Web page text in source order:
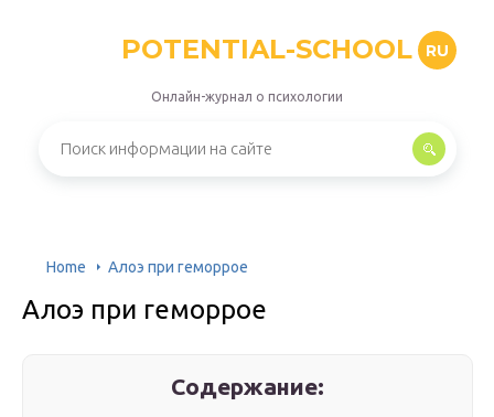
POTENTIAL-SCHOOL RU
Онлайн-журнал о психологии
Home Алоэ при геморрое
Алоэ при геморрое
Содержание: